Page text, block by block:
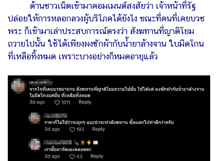
ด้านชาวเน็ตเข้ามาคอมเมนต์สงสัยว่า เจ้าหน้าที่รัฐ
ปล่อยให้การหลอกลวงผู้บริโภคได้ยังไง ขณะที่คนที่เคยบวช
พระ ก็เข้ามาเล่าประสบการณ์ตรงว่า สังฆทานที่ญาติโยม
ถวายไปนั้น ใช้ได้เพียงผงซักผ้ากับน้ำยาล้างจาน ใบมีดโกน
ที่เหลือทิ้งหมด เพราะบางอย่างก็หมดอายุแล้ว